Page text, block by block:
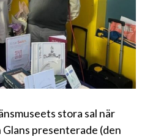
stora sal när
presenterade (den